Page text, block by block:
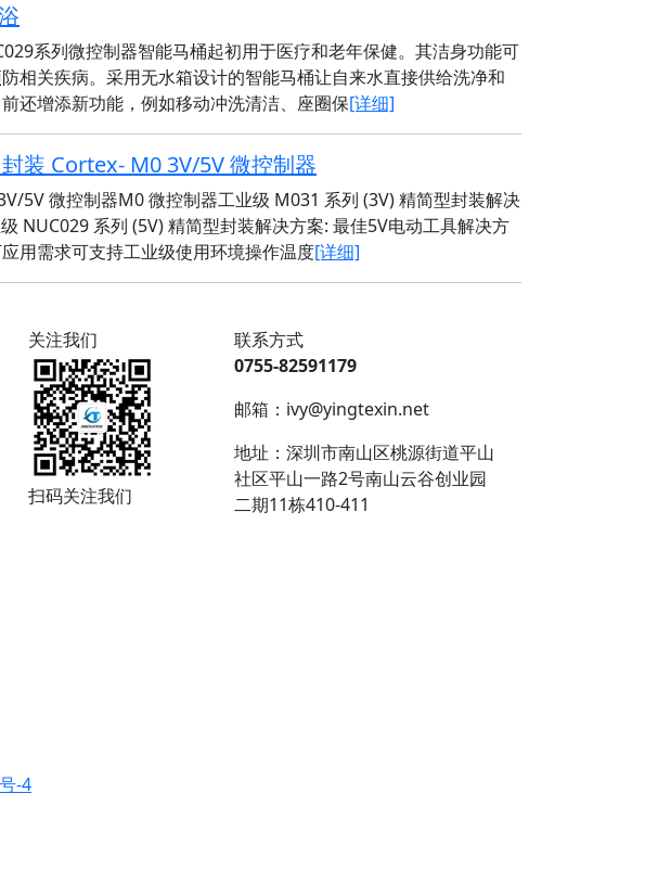
系列微控制器智能马桶起初用于医疗和老年保健。其洁身功能可
相关疾病。采用无水箱设计的智能马桶让自来水直接供给洗净和
还增添新功能，例如移动冲洗清洁、座圈保[详细]
装 Cortex- M0 3V/5V 微控制器
5V 微控制器M0 微控制器工业级 M031 系列 (3V) 精简型封装解决
NUC029 系列 (5V) 精简型封装解决方案: 最佳5V电动工具解决方
用需求可支持工业级使用环境操作温度[详细]
关注我们
扫码关注我们
联系方式
0755-82591179
邮箱：ivy@yingtexin.net
地址：深圳市南山区桃源街道平山
社区平山一路2号南山云谷创业园
二期11栋410-411
-4